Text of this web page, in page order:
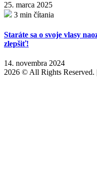
25. marca 2025
3 min čítania
Staráte sa o svoje vlasy
zlepšiť!
14. novembra 2024
2026 © All Rights Reserved. |